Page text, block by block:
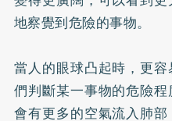
地察覺到危險的事物。
當人的眼球凸起時，更
們判斷某一事物的危險
會有更多的空氣流入肺